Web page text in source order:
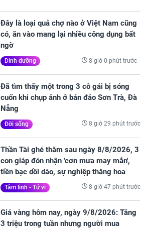
Đây là loại quả chợ nào ở Việt Nam cũng
có, ăn vào mang lại nhiều công dụng bất
ngờ
Dinh dưỡng 8 giờ 0 phút trước
Đã tìm thấy một trong 3 cô gái bị sóng
cuốn khi chụp ảnh ở bán đảo Sơn Trà, Đà
Nẵng
Đời sống 8 giờ 29 phút trước
Thần Tài ghé thăm sau ngày 8/8/2026, 3
con giáp đón nhận 'cơn mưa may mắn',
tiền bạc dồi dào, sự nghiệp thăng hoa
Tâm linh - Tử vi 8 giờ 47 phút trước
Giá vàng hôm nay, ngày 9/8/2026: Tăng
3 triệu trong tuần nhưng người mua